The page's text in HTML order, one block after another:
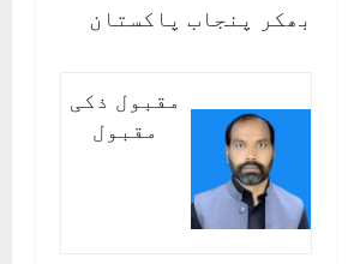
بھکر پنجاب پاکستان
مقبول ذکی
مقبول